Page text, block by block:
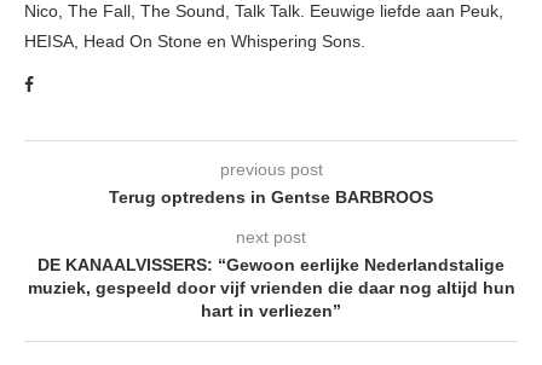
Nico, The Fall, The Sound, Talk Talk. Eeuwige liefde aan Peuk,
HEISA, Head On Stone en Whispering Sons.
previous post
Terug optredens in Gentse BARBROOS
next post
DE KANAALVISSERS: “Gewoon eerlijke Nederlandstalige
muziek, gespeeld door vijf vrienden die daar nog altijd hun
hart in verliezen”